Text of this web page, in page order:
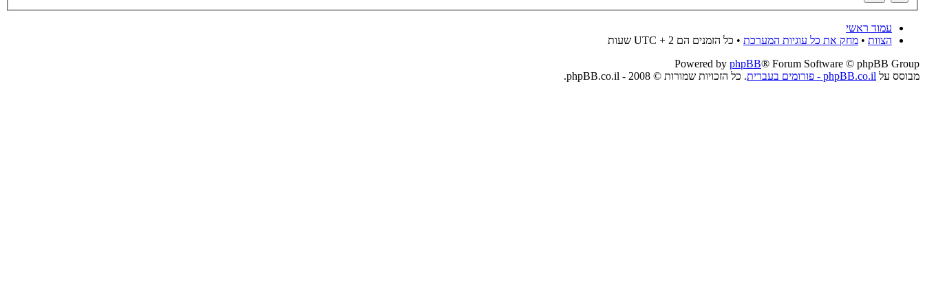
עמוד ראשי
הצוות • מחק את כל עוגיות המערכת • כל הזמנים הם UTC + 2 שעות
Powered by phpBB® Forum Software © phpBB Group
מבוסס על phpBB.co.il - פורומים בעברית . כל הזכויות שמורות © 2008 - phpBB.co.il.